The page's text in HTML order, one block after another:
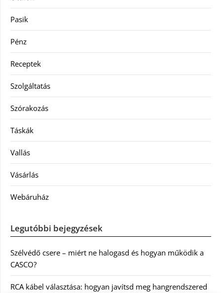
Pasik
Pénz
Receptek
Szolgáltatás
Szórakozás
Táskák
Vallás
Vásárlás
Webáruház
Legutóbbi bejegyzések
Szélvédő csere – miért ne halogasd és hogyan működik a
CASCO?
RCA kábel választása: hogyan javítsd meg hangrendszered